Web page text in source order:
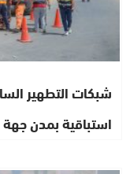
شبكات التطهير
استباقية بمدن جهة